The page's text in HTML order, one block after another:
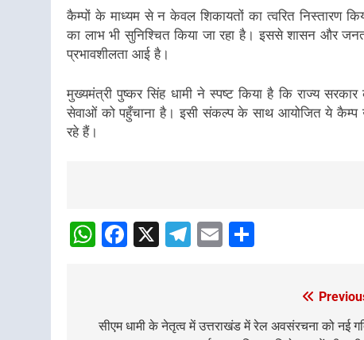
कैम्पों के माध्यम से न केवल शिकायतों का त्वरित निस्तारण
का लाभ भी सुनिश्चित किया जा रहा है। इससे शासन और
प्रभावशीलता आई है।
मुख्यमंत्री पुष्कर सिंह धामी ने स्पष्ट किया है कि राज्य
सेवाओं को पहुँचाना है। इसी संकल्प के साथ आयोजित ये
रहे हैं।
navigation
WhatsApp
Facebook
X Telegram
Email
navigation
सीएम धामी के नेतृत्व में उत्तराखंड में रेल अवसंरचना को नई